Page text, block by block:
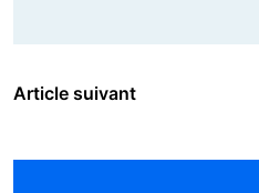
Article suivant